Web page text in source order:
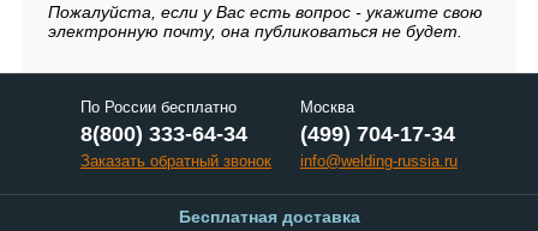
Пожалуйста, если у Вас есть вопрос - укажите свою
электронную почту, она публиковаться не будет.
По России бесплатно
8(800) 333-64-34
Заказать обратный звонок
Москва
(499) 704-17-34
info@welding-russia.ru
Бесплатная доставка